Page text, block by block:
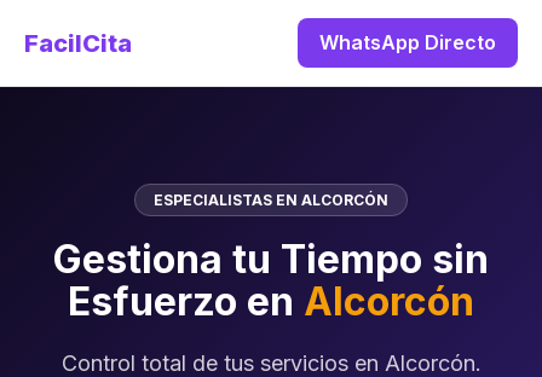
FacilCita WhatsApp Directo
ESPECIALISTAS EN ALCORCÓN
Gestiona tu Tiempo sin
Esfuerzo en Alcorcón
Control total de tus servicios en Alcorcón.